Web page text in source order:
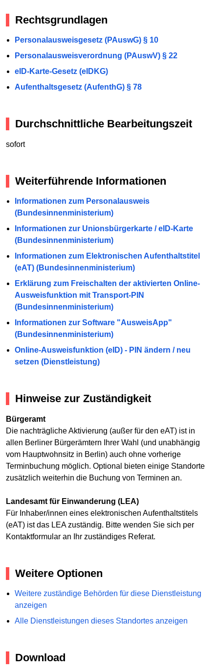
Rechtsgrundlagen
Personalausweisgesetz (PAuswG) § 10
Personalausweisverordnung (PAuswV) § 22
eID-Karte-Gesetz (eIDKG)
Aufenthaltsgesetz (AufenthG) § 78
Durchschnittliche Bearbeitungszeit
sofort
Weiterführende Informationen
Informationen zum Personalausweis
(Bundesinnenministerium)
Informationen zur Unionsbürgerkarte / eID-Karte
(Bundesinnenministerium)
Informationen zum Elektronischen Aufenthaltstitel
(eAT) (Bundesinnenministerium)
Erklärung zum Freischalten der aktivierten Online-
Ausweisfunktion mit Transport-PIN
(Bundesinnenministerium)
Informationen zur Software "AusweisApp"
(Bundesinnenministerium)
Online-Ausweisfunktion (eID) - PIN ändern / neu
setzen (Dienstleistung)
Hinweise zur Zuständigkeit
Bürgeramt
Die nachträgliche Aktivierung (außer für den eAT) ist in
allen Berliner Bürgerämtern Ihrer Wahl (und unabhängig
vom Hauptwohnsitz in Berlin) auch ohne vorherige
Terminbuchung möglich. Optional bieten einige Standorte
zusätzlich weiterhin die Buchung von Terminen an.
Landesamt für Einwanderung (LEA)
Für Inhaber/innen eines elektronischen Aufenthaltstitels
(eAT) ist das LEA zuständig. Bitte wenden Sie sich per
Kontaktformular an Ihr zuständiges Referat.
Weitere Optionen
Weitere zuständige Behörden für diese Dienstleistung
anzeigen
Alle Dienstleistungen dieses Standortes anzeigen
Download